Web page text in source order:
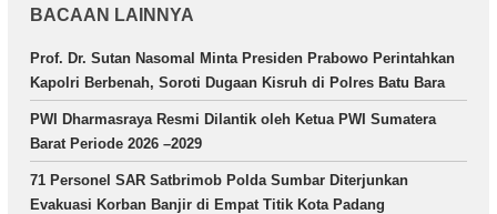
BACAAN LAINNYA
Prof. Dr. Sutan Nasomal Minta Presiden Prabowo Perintahkan
Kapolri Berbenah, Soroti Dugaan Kisruh di Polres Batu Bara
PWI Dharmasraya Resmi Dilantik oleh Ketua PWI Sumatera
Barat Periode 2026 –2029
71 Personel SAR Satbrimob Polda Sumbar Diterjunkan
Evakuasi Korban Banjir di Empat Titik Kota Padang